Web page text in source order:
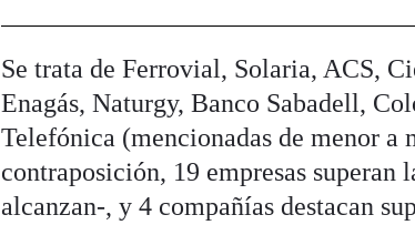
Se trata de Ferrovial, Solaria, ACS,
Enagás, Naturgy, Banco Sabadell,
Telefónica (mencionadas de menor a
contraposición, 19 empresas
alcanzan-, y 4 compañías destacan